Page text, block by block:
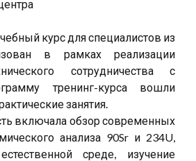
курс для специалистов из
в рамках реализации
сотрудничества с
тренинг-курса вошли
занятия.
включала обзор современных
анализа 90Sr и 234U,
среде, изучение